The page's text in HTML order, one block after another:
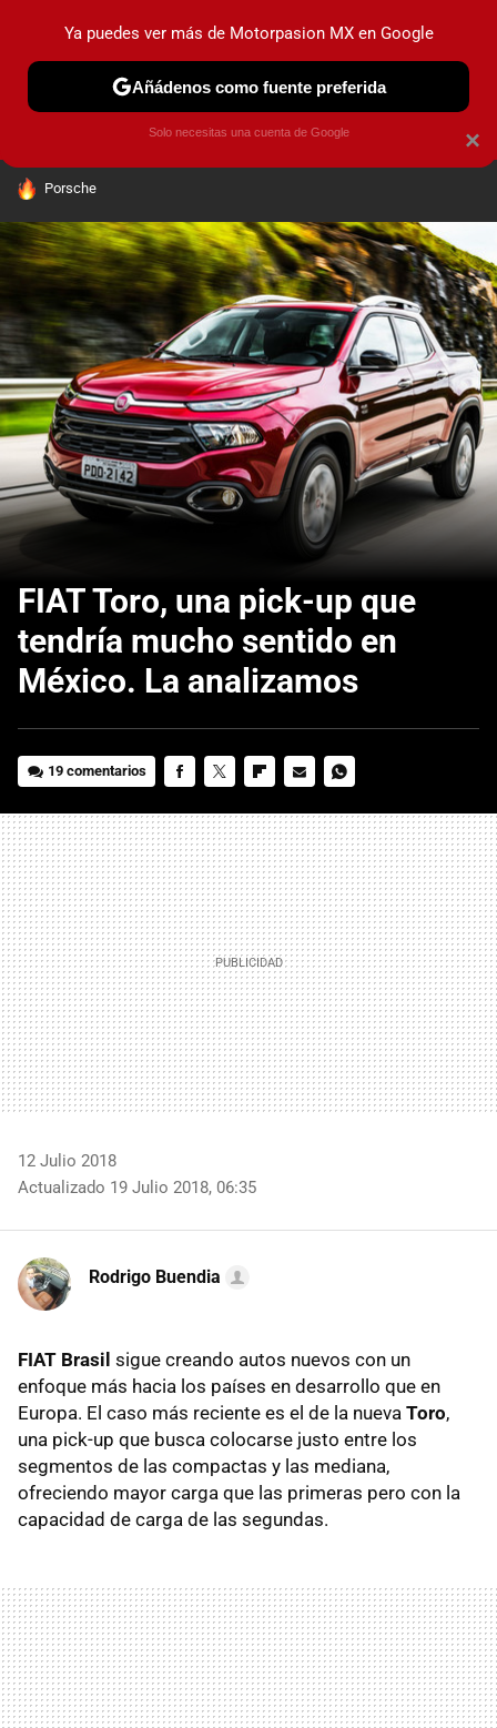
PRUEBAS INDUSTRIA HOY NO CIRCULA
HOY SE HABLA DE
Porsche
FIAT Toro, una pick-up que
tendría mucho sentido en
México. La analizamos
19 comentarios
MAIL
12 Julio 2018
Actualizado 19 Julio 2018, 06:35
Rodrigo Buendia
FIAT Brasil sigue creando autos nuevos con un
enfoque más hacia los países en desarrollo que en
Europa. El caso más reciente es el de la nueva Toro,
una pick-up que busca colocarse justo entre los
segmentos de las compactas y las mediana,
ofreciendo mayor carga que las primeras pero con la
capacidad de carga de las segundas.
×
Ya puedes ver más de Motorpasion MX en Google
Añádenos como fuente preferida
Solo necesitas una cuenta de Google